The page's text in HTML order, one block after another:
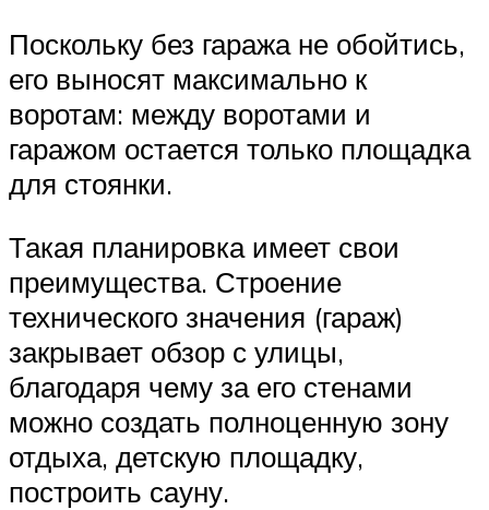
Поскольку без гаража не обойтись,
его выносят максимально к
воротам: между воротами и
гаражом остается только площадка
для стоянки.
Такая планировка имеет свои
преимущества. Строение
технического значения (гараж)
закрывает обзор с улицы,
благодаря чему за его стенами
можно создать полноценную зону
отдыха, детскую площадку,
построить сауну.